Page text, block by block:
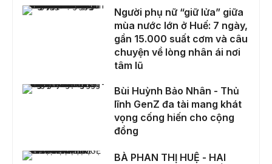
Người phụ nữ “giữ lửa” giữa mùa nước lớn ở Huế: 7 ngày, gần 15.000 suất cơm và câu chuyện về lòng nhân ái nơi tâm lũ
Người phụ nữ “giữ lửa” giữa
mùa nước lớn ở Huế: 7 ngày,
gần 15.000 suất cơm và câu
chuyện về lòng nhân ái nơi
tâm lũ
Bùi Huỳnh Bảo Nhân - Thủ lĩnh GenZ đa tài mang khát vọng cống hiến cho cộng đồng
Bùi Huỳnh Bảo Nhân - Thủ
lĩnh GenZ đa tài mang khát
vọng cống hiến cho cộng
đồng
BÀ PHAN THỊ HUỆ - HAI THẬP KỶ GIEO HẠT MẦM THIỆN LÀNH
BÀ PHAN THỊ HUỆ - HAI